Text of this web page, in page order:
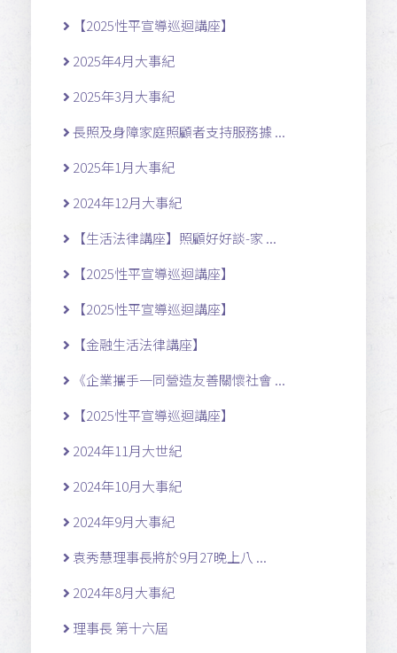
【2025性平宣導巡迴講座】
2025年4月大事紀
2025年3月大事紀
長照及身障家庭照顧者支持服務據 ...
2025年1月大事紀
2024年12月大事紀
【生活法律講座】照顧好好談-家 ...
【2025性平宣導巡迴講座】
【2025性平宣導巡迴講座】
【金融生活法律講座】
《企業攜手一同營造友善關懷社會 ...
【2025性平宣導巡迴講座】
2024年11月大世紀
2024年10月大事紀
2024年9月大事紀
袁秀慧理事長將於9月27晚上八 ...
2024年8月大事紀
理事長 第十六屆